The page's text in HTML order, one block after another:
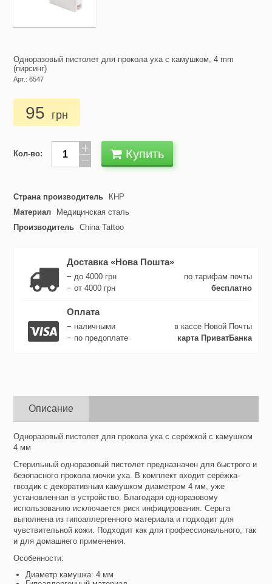
Одноразовый пистолет для прокола уха с камушком, 4 mm
(пирсинг)
Арт.: 6547
95 грн
Кол-во: Купить
Страна производитель
КНР
Материал
Медицинская сталь
Производитель China Tattoo
Доставка «Нова Пошта»
− до 4000 грн
по тарифам почты
− от 4000 грн
бесплатно
Оплата
− наличными
в кассе Новой Почты
− по предоплате
карта ПриватБанка
Описание
Одноразовый пистолет для прокола уха с серёжкой с камушком
4 мм
Стерильный одноразовый пистолет предназначен для быстрого и
безопасного прокола мочки уха. В комплект входит серёжка-
гвоздик с декоративным камушком диаметром 4 мм, уже
установленная в устройство. Благодаря одноразовому
использованию исключается риск инфицирования. Серьга
выполнена из гипоаллергенного материала и подходит для
чувствительной кожи. Подходит как для профессионального, так
и для домашнего применения.
Особенности:
Диаметр камушка: 4 мм